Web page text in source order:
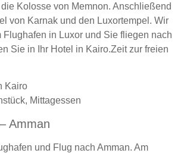
Kolosse von Memnon. Anschließend
von Karnak und den Luxortempel. Wir
Flughafen in Luxor und Sie fliegen nach
Sie in Ihr Hotel in Kairo.Zeit zur freien
Kairo
Mittagessen
Amman
und Flug nach Amman. Am